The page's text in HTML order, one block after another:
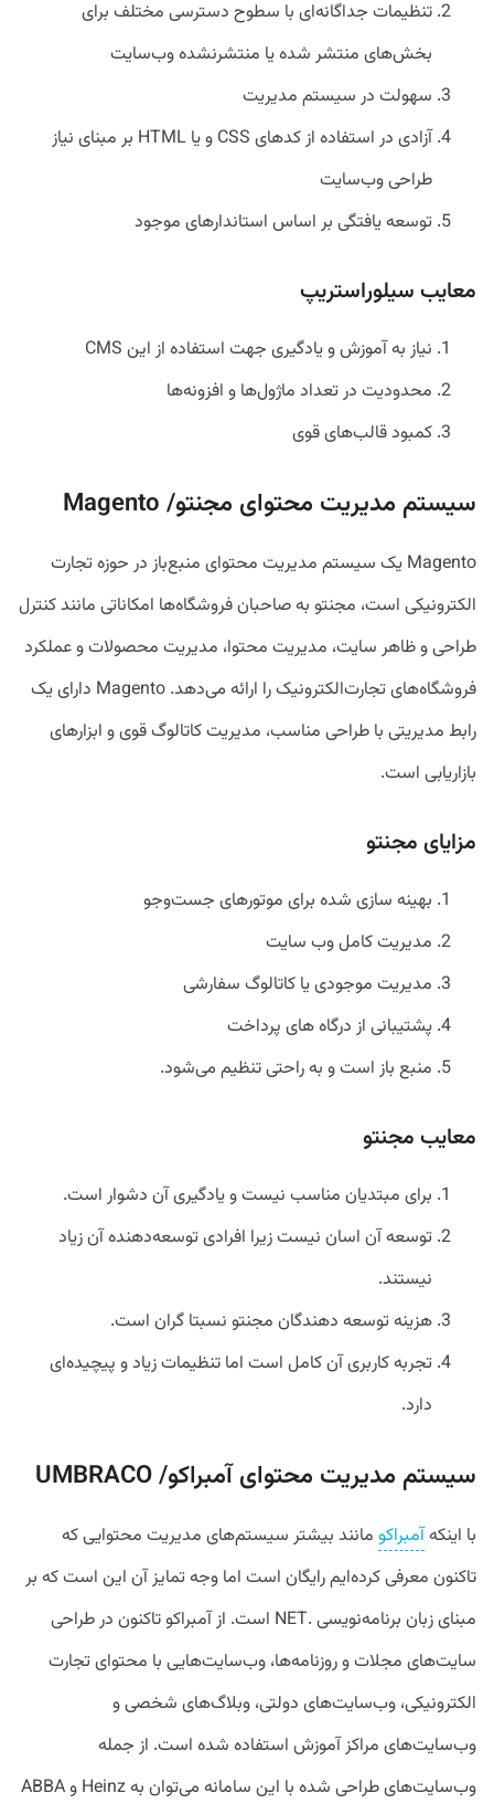
تنظیمات جداگانه‌ای با سطوح دسترسی مختلف برای
بخش‌های منتشر شده یا منتشرنشده وب‌سایت
سهولت در سیستم مدیریت
آزادی در استفاده از کدهای CSS و یا HTML بر مبنای نیاز
طراحی وب‌سایت
توسعه یافتگی بر اساس استاندارهای موجود
معایب سیلوراستریپ
نیاز به آموزش و یادگیری جهت استفاده از این CMS
محدودیت در تعداد ماژول‌ها و افزونه‌ها
کمبود قالب‌های قوی
سیستم‌ مدیریت محتوای مجنتو/ Magento
Magento یک سیستم مدیریت محتوای منبع‌باز در حوزه تجارت‌
الکترونیکی است، مجنتو به صاحبان فروشگاه‌ها امکاناتی مانند کنترل
طراحی و ظاهر سایت، مدیریت محتوا، مدیریت محصولات و عملکرد
فروشگاه‌های تجارت‌الکترونیک را ارائه می‌دهد. Magento دارای یک
رابط مدیریتی با طراحی مناسب، مدیریت کاتالوگ قوی و ابزارهای
بازاریابی است.
مزایای مجنتو
بهینه سازی شده برای موتورهای جست‌وجو
مدیریت کامل وب سایت
مدیریت موجودی یا کاتالوگ سفارشی
پشتیبانی از درگاه های پرداخت
منبع باز است و به راحتی تنظیم می‌شود.
معایب مجنتو
برای مبتدیان مناسب نیست و یادگیری آن دشوار است.
توسعه آن اسان نیست زیرا افرادی توسعه‌دهنده آن زیاد
نیستند.
هزینه توسعه دهندگان مجنتو نسبتا گران است.
تجربه کاربری آن کامل است اما تنظیمات زیاد و پیچیده‌ای
دارد.
سیستم‌ مدیریت محتوای آمبراکو/ UMBRACO
با اینکهآمبراکو مانند بیشتر سیستم‌های مدیریت محتوایی که
تاکنون معرفی کرده‌ایم رایگان است اما وجه تمایز آن این است که بر
مبنای زبان برنامه‌نویسی .NET است. از آمبراکو تاکنون در طراحی
سایت‌های مجلات و روزنامه‌ها، وب‌سایت‌هایی با محتوای تجارت
الکترونیکی، وب‌سایت‌های دولتی، وبلاگ‌های شخصی و
وب‌سایت‌های مراکز آموزش استفاده شده است. از جمله
وب‌سایت‌های طراحی شده با این سامانه می‌توان به Heinz و ABBA